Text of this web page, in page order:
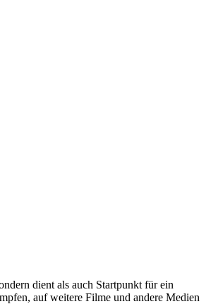
dient als auch Startpunkt für ein
auf weitere Filme und andere Medien